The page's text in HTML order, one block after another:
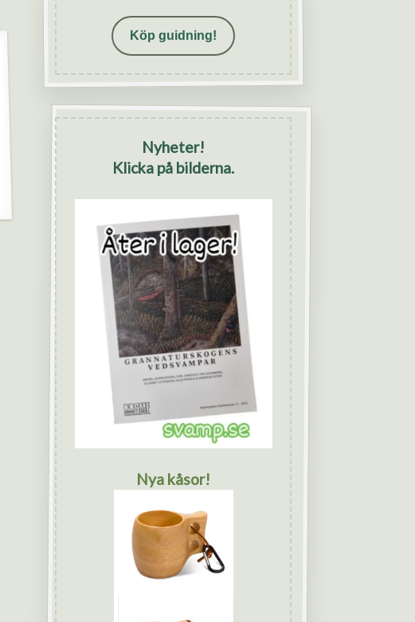
Köp guidning!
Nyheter!
Klicka på bilderna.
Nya kåsor!